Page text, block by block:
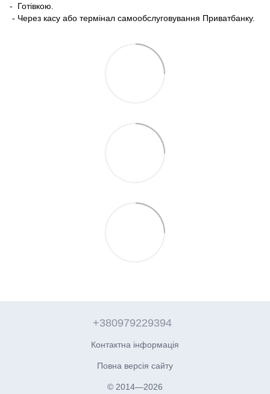
- Готівкою.
- Через касу або термінал самообслуговування Приватбанку.
+380979229394
Контактна інформація
Повна версія сайту
© 2014—2026